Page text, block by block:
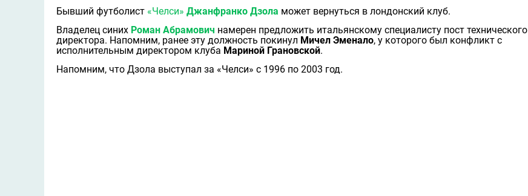
Бывший футболист «Челси» Джанфранко Дзола может вернуться в лондонский клуб.
Владелец синих Роман Абрамович намерен предложить итальянскому специалисту пост технического
директора. Напомним, ранее эту должность покинул Мичел Эменало, у которого был конфликт с
исполнительным директором клуба Мариной Грановской.
Напомним, что Дзола выступал за «Челси» с 1996 по 2003 год.